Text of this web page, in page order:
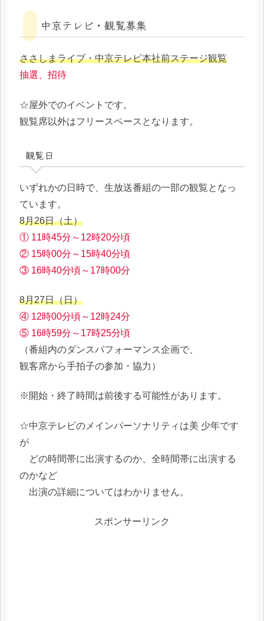
中京テレビ・観覧募集
ささしまライブ・中京テレビ本社前ステージ観覧
抽選、招待
☆屋外でのイベントです。
観覧席以外はフリースペースとなります。
観覧日
いずれかの日時で、生放送番組の一部の観覧となっ
ています。
8月26日（土）
① 11時45分～12時20分頃
② 15時00分～15時40分頃
③ 16時40分頃～17時00分
8月27日（日）
④ 12時00分頃～12時24分
⑤ 16時59分～17時25分頃
（番組内のダンスパフォーマンス企画で、
観客席から手拍子の参加・協力）
※開始・終了時間は前後する可能性があります。
☆中京テレビのメインパーソナリティは美 少年です
が
どの時間帯に出演するのか、全時間帯に出演する
のかなど
出演の詳細についてはわかりません。
スポンサーリンク